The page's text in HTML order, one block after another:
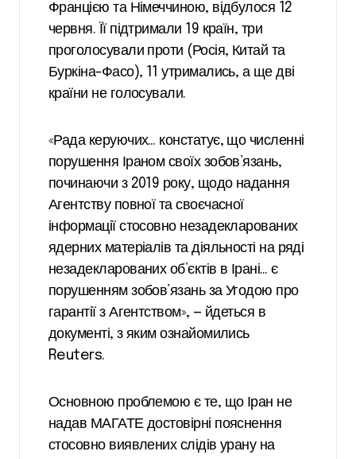
Францією та Німеччиною, відбулося 12
червня. Її підтримали 19 країн, три
проголосували проти (Росія, Китай та
Буркіна-Фасо), 11 утримались, а ще дві
країни не голосували.
«Рада керуючих… констатує, що численні
порушення Іраном своїх зобов’язань,
починаючи з 2019 року, щодо надання
Агентству повної та своєчасної
інформації стосовно незадекларованих
ядерних матеріалів та діяльності на ряді
незадекларованих об’єктів в Ірані… є
порушенням зобов’язань за Угодою про
гарантії з Агентством», — йдеться в
документі, з яким ознайомились
Reuters.
Основною проблемою є те, що Іран не
надав МАГАТЕ достовірні пояснення
стосовно виявлених слідів урану на